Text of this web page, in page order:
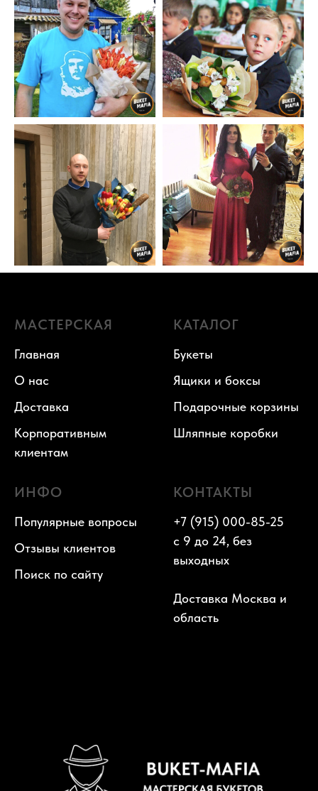
МАСТЕРСКАЯ
Главная
О нас
Доставка
Корпоративным
клиентам
КАТАЛОГ
Букеты
Ящики и боксы
Подарочные корзины
Шляпные коробки
ИНФО
Популярные вопросы
Отзывы клиентов
Поиск по сайту
КОНТАКТЫ
+7 (915) 000-85-25
с 9 до 24, без
выходных
Доставка Москва и
область